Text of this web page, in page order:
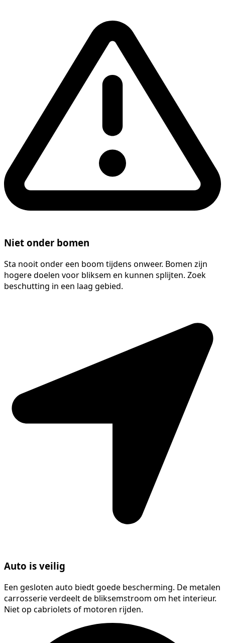
Niet onder bomen
Sta nooit onder een boom tijdens onweer. Bomen zijn
hogere doelen voor bliksem en kunnen splijten. Zoek
beschutting in een laag gebied.
Auto is veilig
Een gesloten auto biedt goede bescherming. De metalen
carrosserie verdeelt de bliksemstroom om het interieur.
Niet op cabriolets of motoren rijden.